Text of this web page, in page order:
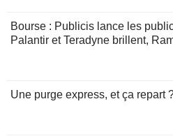
Bourse : Publicis lance les
Palantir et Teradyne brillent,
Une purge express, et ça repart